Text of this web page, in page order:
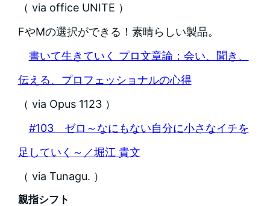
（ via office UNITE ）
FやMの選択ができる！素晴らしい製品。
書いて生きていく プロ文章論：会い、聞き、
伝える、プロフェッショナルの心得
（ via Opus 1123 ）
#103 ゼロ～なにもない自分に小さなイチを
足していく～／堀江 貴文
（ via Tunagu. ）
親指シフト